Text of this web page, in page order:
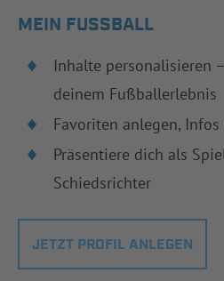
MEIN FUSSBALL
Inhalte personalisieren
deinem Fußballerlebnis
Favoriten anlegen,
Präsentiere dich als
Schiedsrichter
JETZT PROFIL ANLEGEN